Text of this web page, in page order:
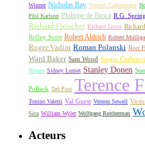
Winner Nicholas Ray Norbert Carbonnaux
Phil Karlson Philippe de Broca R.G.
Richard Fleischer Richard Lester
Ridley Scott Robert Aldrich Robert
Roger Vadim Roman Polanski Ron
Ward Baker Sam Wood Sergio Corbucci
Hayers Sidney Lumet Stanley Donen
Pollack Ted Post Terence
Tonino Valerii Val Guest Vernon Sewell
Sica William Wyler Wolfgang Reitherman
Acteurs